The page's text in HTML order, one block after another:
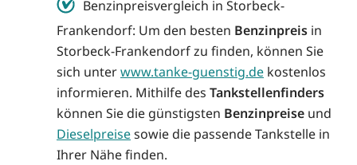
Benzinpreisvergleich in Storbeck-
Frankendorf: Um den besten Benzinpreis in
Storbeck-Frankendorf zu finden, können Sie
sich unterwww.tanke-guenstig.de kostenlos
informieren. Mithilfe des Tankstellenfinders
können Sie die günstigsten Benzinpreise und
Dieselpreisesowie die passende Tankstelle in
Ihrer Nähe finden.